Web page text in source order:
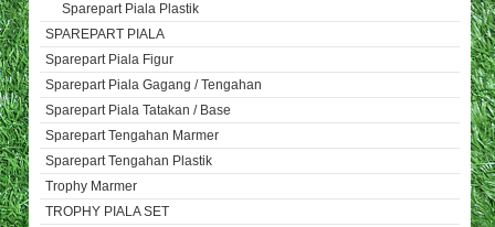
Sparepart Piala Plastik
SPAREPART PIALA
Sparepart Piala Figur
Sparepart Piala Gagang / Tengahan
Sparepart Piala Tatakan / Base
Sparepart Tengahan Marmer
Sparepart Tengahan Plastik
Trophy Marmer
TROPHY PIALA SET